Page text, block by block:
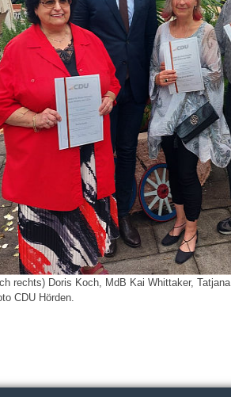
rechts) Doris Koch, MdB Kai Whittaker,
CDU Hörden.